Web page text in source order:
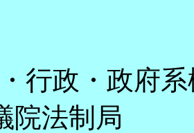
行政・政府
院法制局